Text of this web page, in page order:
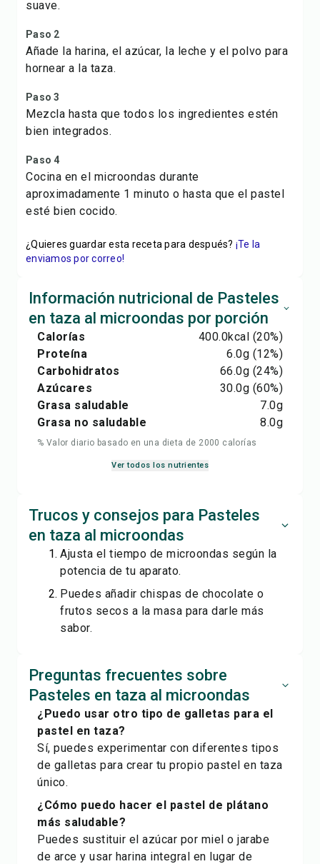
suave.
Paso 2
Añade la harina, el azúcar, la leche y el polvo para
hornear a la taza.
Paso 3
Mezcla hasta que todos los ingredientes estén
bien integrados.
Paso 4
Cocina en el microondas durante
aproximadamente 1 minuto o hasta que el pastel
esté bien cocido.
¿Quieres guardar esta receta para después? ¡Te la
enviamos por correo!
Información nutricional de Pasteles
en taza al microondas por porción
Calorías 400.0kcal (20%)
Proteína
6.0g (12%)
Carbohidratos
66.0g (24%)
Azúcares
30.0g (60%)
Grasa saludable
7.0g
Grasa no saludable
8.0g
% Valor diario basado en una dieta de 2000 calorías
Ver todos los nutrientes
Trucos y consejos para Pasteles
en taza al microondas
Ajusta el tiempo de microondas según la
potencia de tu aparato.
Puedes añadir chispas de chocolate o
frutos secos a la masa para darle más
sabor.
Preguntas frecuentes sobre
Pasteles en taza al microondas
¿Puedo usar otro tipo de galletas para el
pastel en taza?
Sí, puedes experimentar con diferentes tipos
de galletas para crear tu propio pastel en taza
único.
¿Cómo puedo hacer el pastel de plátano
más saludable?
Puedes sustituir el azúcar por miel o jarabe
de arce y usar harina integral en lugar de